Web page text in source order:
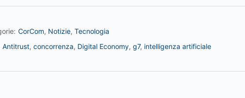
CorCom, Notizie, Tecnologia
Antitrust, concorrenza, Digital Economy, g7, intelligenza artificiale